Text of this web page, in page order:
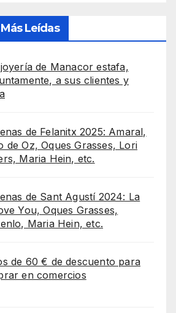
Leídas
de Manacor estafa,
a sus clientes y
de Felanitx 2025: Amaral,
de Oz, Oques Grasses, Lori
Maria Hein, etc.
de Sant Agustí 2024: La
You, Oques Grasses,
Maria Hein, etc.
de 60 € de descuento para
en comercios